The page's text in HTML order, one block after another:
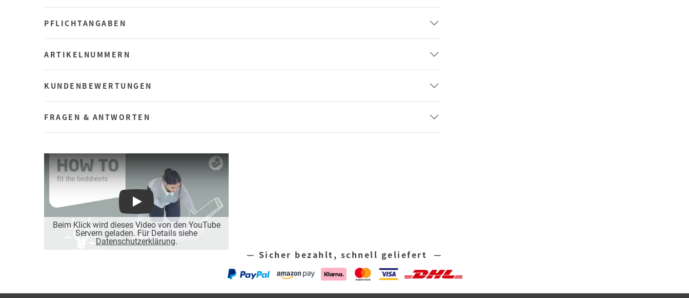
PFLICHTANGABEN
ARTIKELNUMMERN
KUNDENBEWERTUNGEN
FRAGEN & ANTWORTEN
Beim Klick wird dieses Video von den YouTube
Servern geladen. Für Details siehe
Datenschutzerklärung.
Play
— Sicher bezahlt, schnell geliefert —